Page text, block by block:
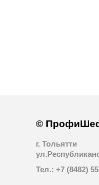
©
г. Тольятти
Тел.: +7 (8482)